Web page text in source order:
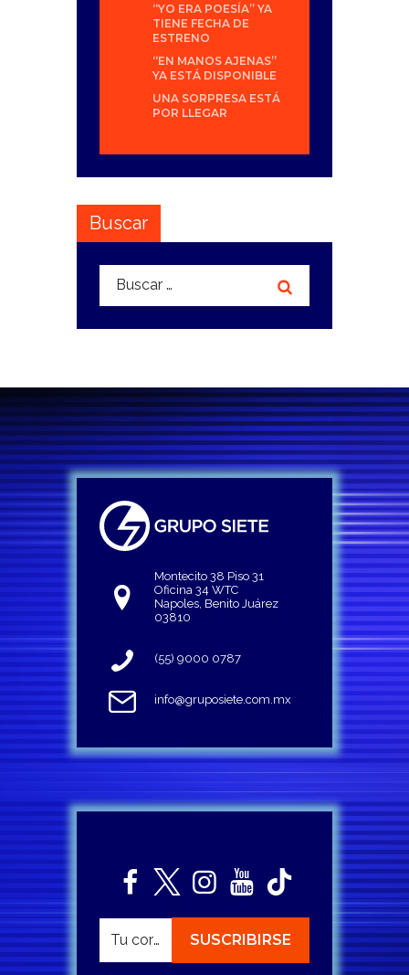
“YO ERA POESÍA” YA
TIENE FECHA DE
ESTRENO
“EN MANOS AJENAS”
YA ESTÁ DISPONIBLE
UNA SORPRESA ESTÁ
POR LLEGAR
Buscar
Buscar:
Montecito 38 Piso 31
Oficina 34 WTC
Napoles, Benito Juárez
03810
(55) 9000 0787
info@gruposiete.com.mx